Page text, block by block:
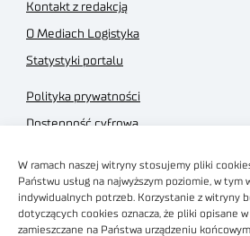
W ramach naszej witryny stosujemy pliki
Państwu usług na najwyższym poziomie, w
indywidualnych potrzeb. Korzystanie z witryny
dotyczących cookies oznacza, że pliki opisane w
zamieszczane na Państwa urządzeniu
Kontakt z redakcją
O Mediach Logistyka
Statystyki portalu
Polityka prywatności
Dostępność cyfrowa
Regulamin sklepu